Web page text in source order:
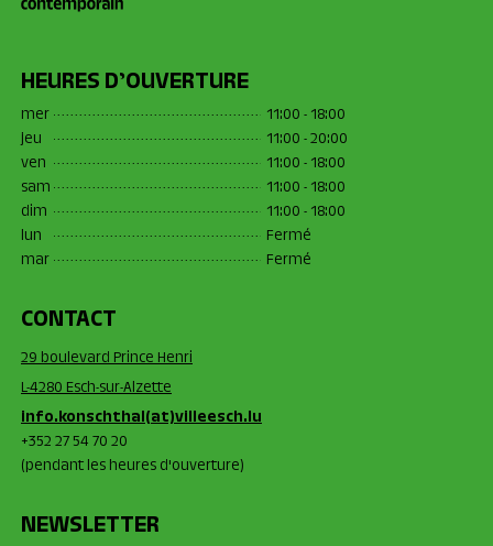
HEURES D’OUVERTURE
mer
11:00 - 18:00
jeu
11:00 - 20:00
ven
11:00 - 18:00
sam
11:00 - 18:00
dim
11:00 - 18:00
lun
Fermé
mar
Fermé
CONTACT
29 boulevard Prince Henri
L-4280 Esch-sur-Alzette
info.konschthal(at)villeesch.lu
+352 27 54 70 20
(pendant les heures d'ouverture)
NEWSLETTER